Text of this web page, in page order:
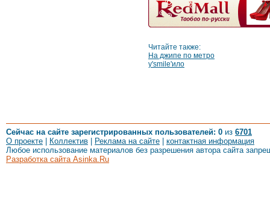
Читайте также:
На джипе по метро
у'smile'ило
Сейчас на сайте зарегистрированных пользователей: 0 из 6701
О проекте
Коллектив Реклама на сайте
контактная информация
Любое использование материалов без разрешения автора сайта
Разработка сайта Asinka.Ru